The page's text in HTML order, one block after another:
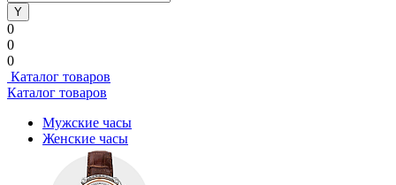
0
0
0
Каталог товаров
Каталог товаров
Мужские часы
Женские часы